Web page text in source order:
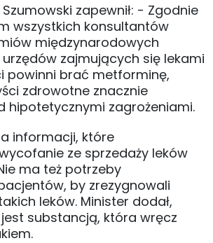
zapewnił: - Zgodnie
wszystkich konsultantów
międzynarodowych
zajmujących się lekami
powinni brać metforminę,
zdrowotne znacznie
hipotetycznymi zagrożeniami.
informacji, które
ze sprzedaży leków
ma też potrzeby
by zrezygnowali
leków. Minister dodał,
substancją, która wręcz